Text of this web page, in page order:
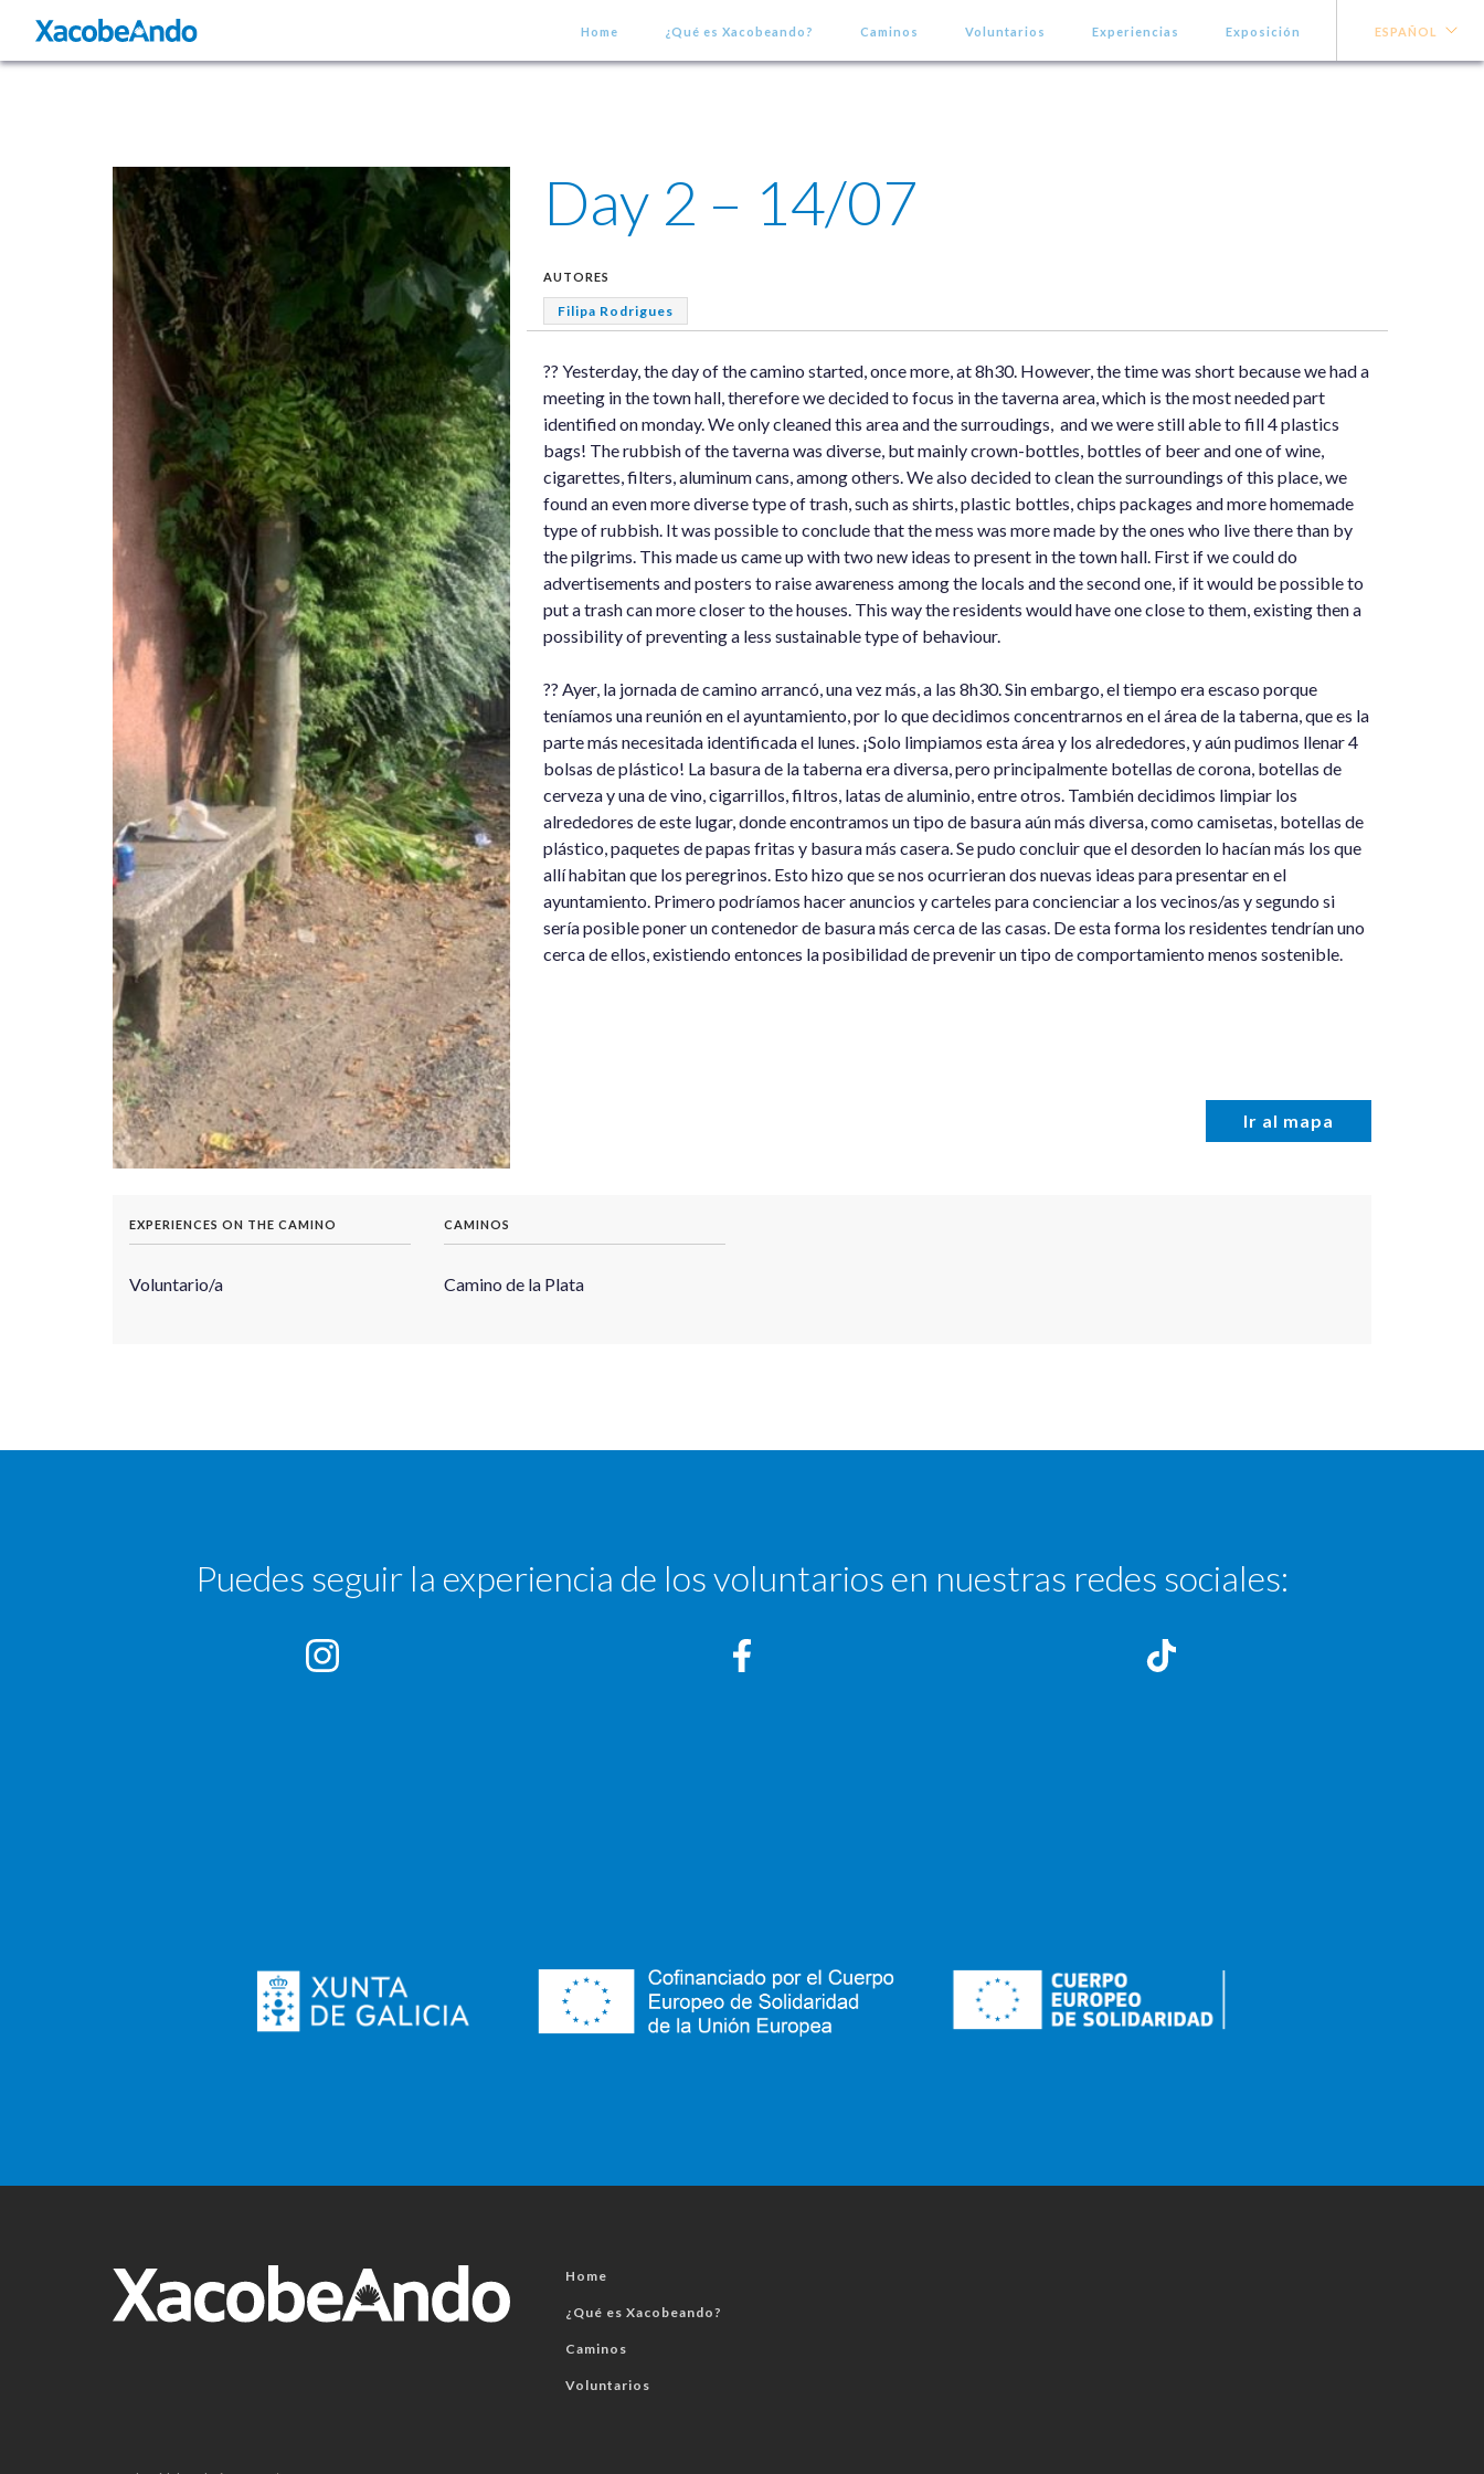
Home ¿Qué es Xacobeando? Caminos Voluntarios Experiencias Exposición ESPAÑOL
Day 2 – 14/07
AUTORES
Filipa Rodrigues
?? Yesterday, the day of the camino started, once more, at 8h30. However, the time was short because we had a
meeting in the town hall, therefore we decided to focus in the taverna area, which is the most needed part
identified on monday. We only cleaned this area and the surroudings, and we were still able to fill 4 plastics
bags! The rubbish of the taverna was diverse, but mainly crown-bottles, bottles of beer and one of wine,
cigarettes, filters, aluminum cans, among others. We also decided to clean the surroundings of this place, we
found an even more diverse type of trash, such as shirts, plastic bottles, chips packages and more homemade
type of rubbish. It was possible to conclude that the mess was more made by the ones who live there than by
the pilgrims. This made us came up with two new ideas to present in the town hall. First if we could do
advertisements and posters to raise awareness among the locals and the second one, if it would be possible to
put a trash can more closer to the houses. This way the residents would have one close to them, existing then a
possibility of preventing a less sustainable type of behaviour.
?? Ayer, la jornada de camino arrancó, una vez más, a las 8h30. Sin embargo, el tiempo era escaso porque
teníamos una reunión en el ayuntamiento, por lo que decidimos concentrarnos en el área de la taberna, que es la
parte más necesitada identificada el lunes. ¡Solo limpiamos esta área y los alrededores, y aún pudimos llenar 4
bolsas de plástico! La basura de la taberna era diversa, pero principalmente botellas de corona, botellas de
cerveza y una de vino, cigarrillos, filtros, latas de aluminio, entre otros. También decidimos limpiar los
alrededores de este lugar, donde encontramos un tipo de basura aún más diversa, como camisetas, botellas de
plástico, paquetes de papas fritas y basura más casera. Se pudo concluir que el desorden lo hacían más los que
allí habitan que los peregrinos. Esto hizo que se nos ocurrieran dos nuevas ideas para presentar en el
ayuntamiento. Primero podríamos hacer anuncios y carteles para concienciar a los vecinos/as y segundo si
sería posible poner un contenedor de basura más cerca de las casas. De esta forma los residentes tendrían uno
cerca de ellos, existiendo entonces la posibilidad de prevenir un tipo de comportamiento menos sostenible.
Ir al mapa
EXPERIENCES ON THE CAMINO
Voluntario/a
CAMINOS
Camino de la Plata
Puedes seguir la experiencia de los voluntarios en nuestras redes sociales:
Home
¿Qué es Xacobeando?
Caminos
Voluntarios